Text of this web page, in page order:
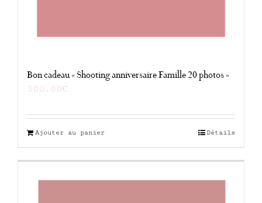
Bon cadeau « Shooting anniversaire Famille 20 photos »
300.00€
Ajouter au panier Détails